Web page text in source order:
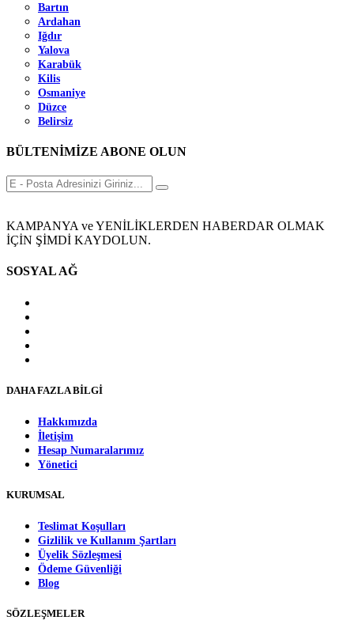
Bartın
Ardahan
Iğdır
Yalova
Karabük
Kilis
Osmaniye
Düzce
Belirsiz
BÜLTENİMİZE ABONE OLUN
KAMPANYA ve YENİLİKLERDEN HABERDAR OLMAK
İÇİN ŞİMDİ KAYDOLUN.
SOSYAL AĞ
DAHA FAZLA BİLGİ
Hakkımızda
İletişim
Hesap Numaralarımız
Yönetici
KURUMSAL
Teslimat Koşulları
Gizlilik ve Kullanım Şartları
Üyelik Sözleşmesi
Ödeme Güvenliği
Blog
SÖZLEŞMELER